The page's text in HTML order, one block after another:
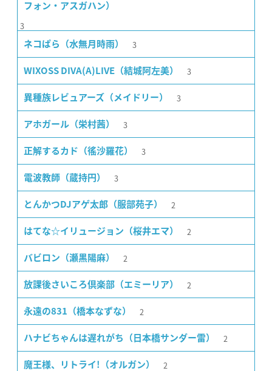
フォン・アスガハン）
3
ネコぱら（水無月時雨） 3
WIXOSS DIVA(A)LIVE（結城阿左美） 3
異種族レビュアーズ（メイドリー） 3
アホガール（栄村茜） 3
正解するカド（徭沙羅花） 3
電波教師（蔵持円） 3
とんかつDJアゲ太郎（服部苑子） 2
はてな☆イリュージョン（桜井エマ） 2
バビロン（瀬黒陽麻） 2
放課後さいころ倶楽部（エミーリア） 2
永遠の831（橋本なずな） 2
ハナビちゃんは遅れがち（日本橋サンダー雷） 2
魔王様、リトライ!（オルガン） 2